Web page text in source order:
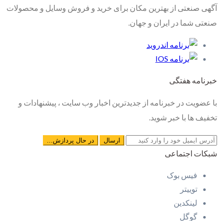
آگهی صنعتی از بهترین مکان برای خرید و فروش وسایل و محصولات
صنعتی شما در ایران و جهان.
خبرنامه هفتگی
با عضویت در خبرنامه از جدیدترین اخبار وب سایت ، پیشنهادات و
تخفیف ها با خبر شوید.
شبکات اجتماعی
فیس بوک
توییتر
لینکدین
گوگل